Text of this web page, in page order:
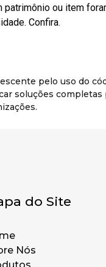
patrimônio ou item
Confira.
pelo uso do
soluções
do Site
Nós